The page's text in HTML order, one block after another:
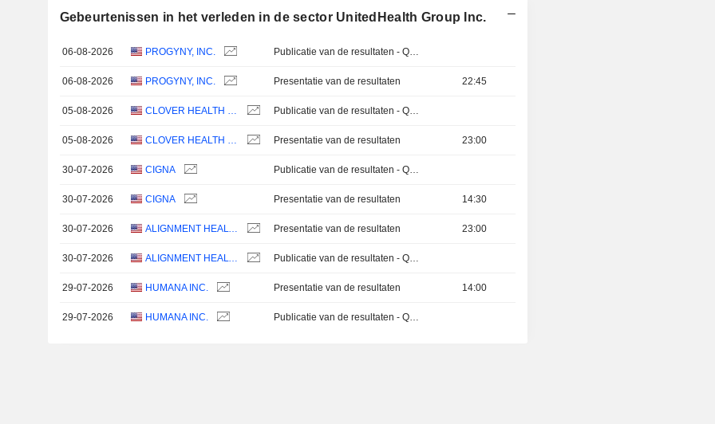
Gebeurtenissen in het verleden in de sector UnitedHealth Group Inc.
06-08-2026 PROGYNY, INC.
06-08-2026 PROGYNY, INC. Presentatie van de resultaten 22:45
05-08-2026
05-08-2026 Presentatie van de resultaten 23:00
30-07-2026 CIGNA
30-07-2026 CIGNA Presentatie van de resultaten 14:30
30-07-2026 Presentatie van de resultaten 23:00
30-07-2026
29-07-2026 HUMANA INC. Presentatie van de resultaten 14:00
29-07-2026 HUMANA INC.